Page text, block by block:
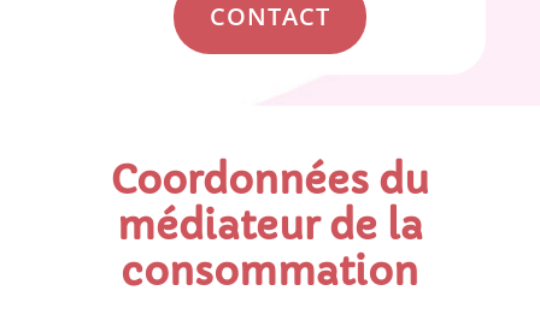
CONTACT
Coordonnées du
médiateur de la
consommation